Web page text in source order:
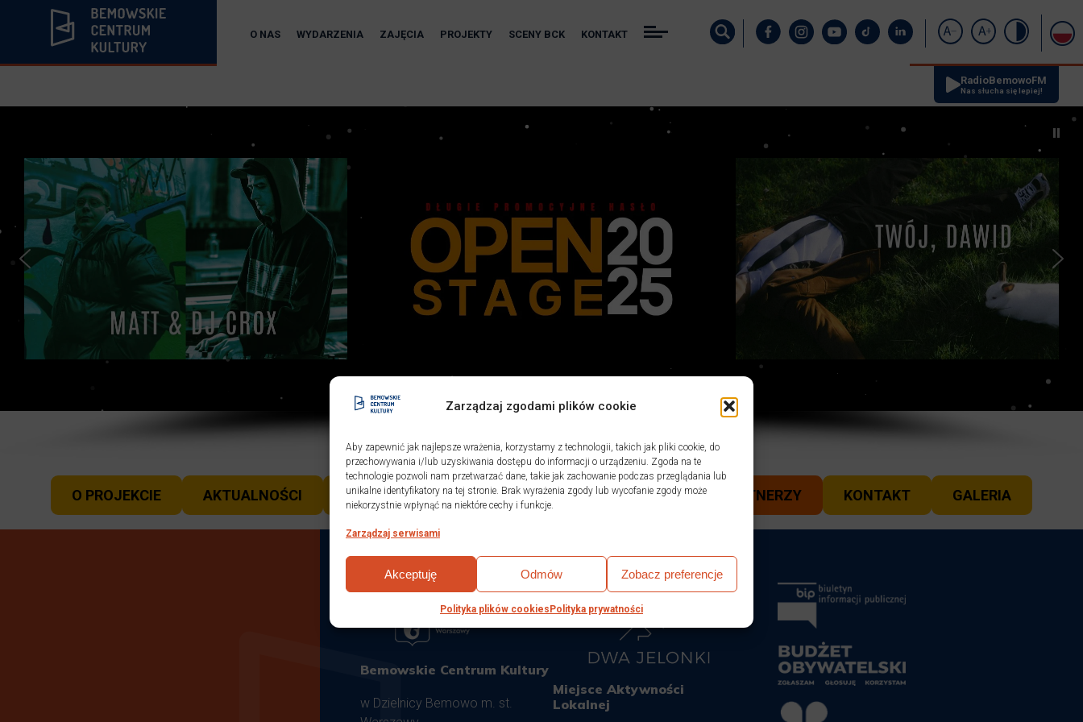
Zarządzaj zgodami plików cookie
Aby zapewnić jak najlepsze wrażenia, korzystamy z technologii, takich jak pliki cookie, do
przechowywania i/lub uzyskiwania dostępu do informacji o urządzeniu. Zgoda na te
technologie pozwoli nam przetwarzać dane, takie jak zachowanie podczas przeglądania lub
unikalne identyfikatory na tej stronie. Brak wyrażenia zgody lub wycofanie zgody może
niekorzystnie wpłynąć na niektóre cechy i funkcje.
Zarządzaj serwisami
Akceptuję Odmów Zobacz preferencje
Polityka plików cookies Polityka prywatności
O NAS WYDARZENIA ZAJĘCIA PROJEKTY SCENY BCK KONTAKT
RadioBemowoFM
Nas słucha się lepiej!
O PROJEKCIE AKTUALNOŚCI FORMULARZ KONCERTY WYKONAWCY PARTNERZY KONTAKT GALERIA
Bemowskie Centrum Kultury
w Dzielnicy Bemowo m. st.
Miejsce Aktywności
Lokalnej